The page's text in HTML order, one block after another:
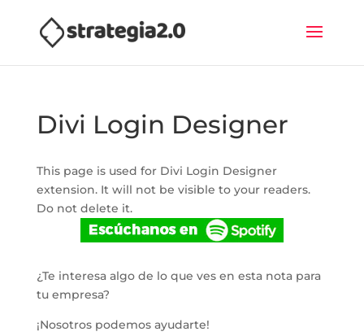
Divi Login Designer
This page is used for Divi Login Designer
extension. It will not be visible to your readers.
Do not delete it.
¿Te interesa algo de lo que ves en esta nota para
tu empresa?
¡Nosotros podemos ayudarte!